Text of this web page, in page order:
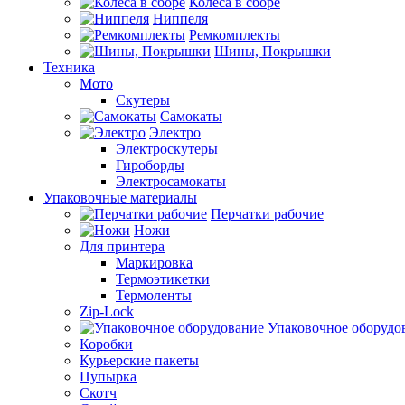
Ниппеля
Ремкомплекты
Шины, Покрышки
Техника
Мото
Скутеры
Самокаты
Электро
Электроскутеры
Гироборды
Электросамокаты
Упаковочные материалы
Перчатки рабочие
Ножи
Для принтера
Маркировка
Термоэтикетки
Термоленты
Zip-Lock
Упаковочное
Коробки
Курьерские пакеты
Пупырка
Скотч